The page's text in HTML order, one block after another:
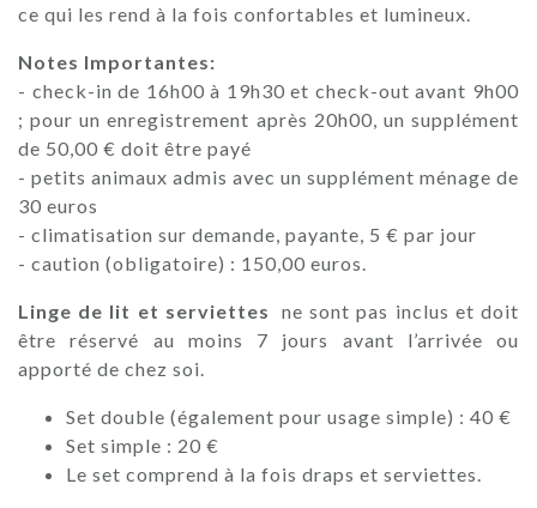
ce qui les rend à la fois confortables et lumineux.
Notes Importantes:
- check-in de 16h00 à 19h30 et check-out avant 9h00
; pour un enregistrement après 20h00, un supplément
de 50,00 € doit être payé
- petits animaux admis avec un supplément ménage de
30 euros
- climatisation sur demande, payante, 5 € par jour
- caution (obligatoire) : 150,00 euros.
Linge de lit et serviettes ne sont pas inclus et doit
être réservé au moins 7 jours avant l’arrivée ou
apporté de chez soi.
Set double (également pour usage simple) : 40 €
Set simple : 20 €
Le set comprend à la fois draps et serviettes.